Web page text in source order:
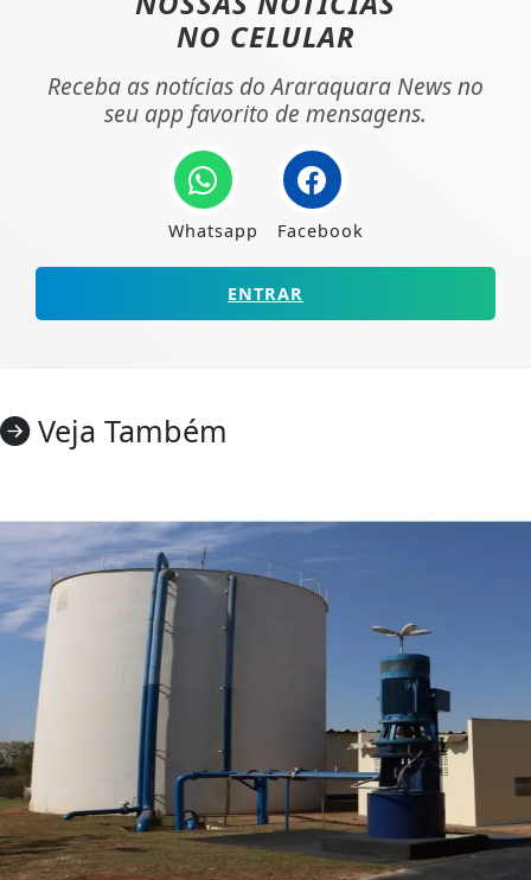
NO CELULAR
Receba as notícias do Araraquara News no
seu app favorito de mensagens.
Whatsapp Facebook
ENTRAR
Veja Também